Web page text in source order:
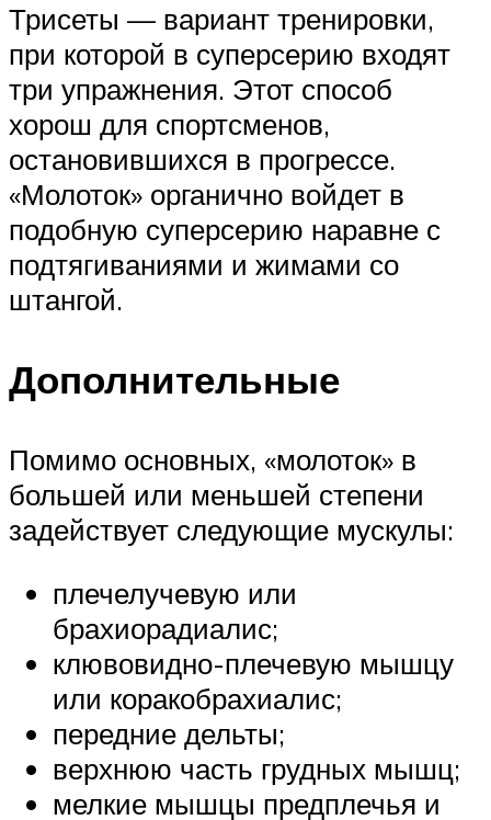
Трисеты — вариант тренировки,
при которой в суперсерию входят
три упражнения. Этот способ
хорош для спортсменов,
остановившихся в прогрессе.
«Молоток» органично войдет в
подобную суперсерию наравне с
подтягиваниями и жимами со
штангой.
Дополнительные
Помимо основных, «молоток» в
большей или меньшей степени
задействует следующие мускулы:
плечелучевую или
брахиорадиалис;
клювовидно-плечевую мышцу
или коракобрахиалис;
передние дельты;
верхнюю часть грудных мышц;
мелкие мышцы предплечья и